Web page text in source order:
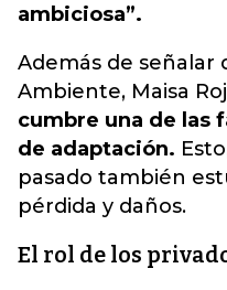
ambiciosa”.
Además de señalar
Ambiente, Maisa
cumbre una de las
de adaptación.
pasado también
pérdida y daños.
El rol de los